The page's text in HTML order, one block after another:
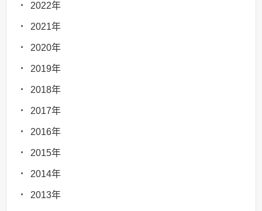
2022年
2021年
2020年
2019年
2018年
2017年
2016年
2015年
2014年
2013年